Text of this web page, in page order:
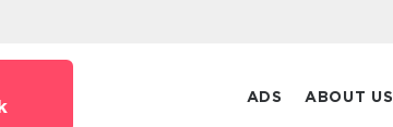
ADS ABOUT US